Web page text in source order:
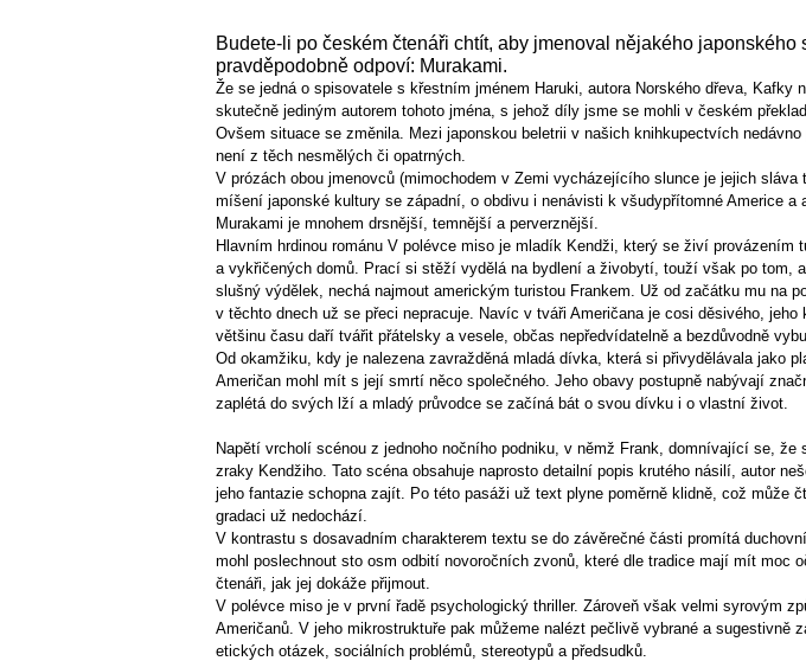
Budete-li po českém čtenáři chtít, aby jmenoval nějakého
pravděpodobně odpoví: Murakami.
Že se jedná o spisovatele s křestním jménem Haruki, autora Norského dřeva,
skutečně jediným autorem tohoto jména, s jehož díly jsme se mohli v českém
Ovšem situace se změnila. Mezi japonskou beletrii v našich knihkupectvích
není z těch nesmělých či opatrných.
V prózách obou jmenovců (mimochodem v Zemi vycházejícího slunce je jejich
míšení japonské kultury se západní, o obdivu i nenávisti k všudypřítomné Americe
Murakami je mnohem drsnější, temnější a perverznější.
Hlavním hrdinou románu V polévce miso je mladík Kendži, který se živí
a vykřičených domů. Prací si stěží vydělá na bydlení a živobytí, touží však po tom,
slušný výdělek, nechá najmout americkým turistou Frankem. Už od začátku mu na
v těchto dnech už se přeci nepracuje. Navíc v tváři Američana je cosi děsivého,
většinu času daří tvářit přátelsky a vesele, občas nepředvídatelně a bezdůvodně
Od okamžiku, kdy je nalezena zavražděná mladá dívka, která si přivydělávala jako
Američan mohl mít s její smrtí něco společného. Jeho obavy postupně nabývají
zaplétá do svých lží a mladý průvodce se začíná bát o svou dívku i o vlastní život.
Napětí vrcholí scénou z jednoho nočního podniku, v němž Frank, domnívající se,
zraky Kendžiho. Tato scéna obsahuje naprosto detailní popis krutého násilí, autor
jeho fantazie schopna zajít. Po této pasáži už text plyne poměrně klidně, což může
gradaci už nedochází.
V kontrastu s dosavadním charakterem textu se do závěrečné části promítá
mohl poslechnout sto osm odbití novoročních zvonů, které dle tradice mají mít moc
čtenáři, jak jej dokáže přijmout.
V polévce miso je v první řadě psychologický thriller. Zároveň však velmi syrovým
Američanů. V jeho mikrostruktuře pak můžeme nalézt pečlivě vybrané a
etických otázek, sociálních problémů, stereotypů a předsudků.